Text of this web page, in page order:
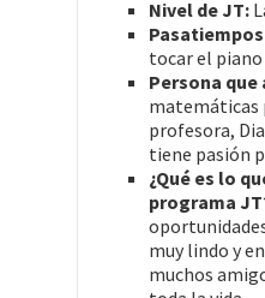
Nivel de JT:
tocar el piano
Persona que
matemáticas
profesora,
tiene pasión
¿Qué es lo
programa
muy lindo y
muchos